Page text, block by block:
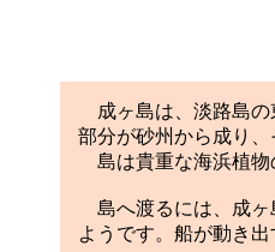
成ヶ島は、淡路島の
部分が砂州から成り
島は貴重な海浜植物
島へ渡るには、成ヶ
ようです。船が動き